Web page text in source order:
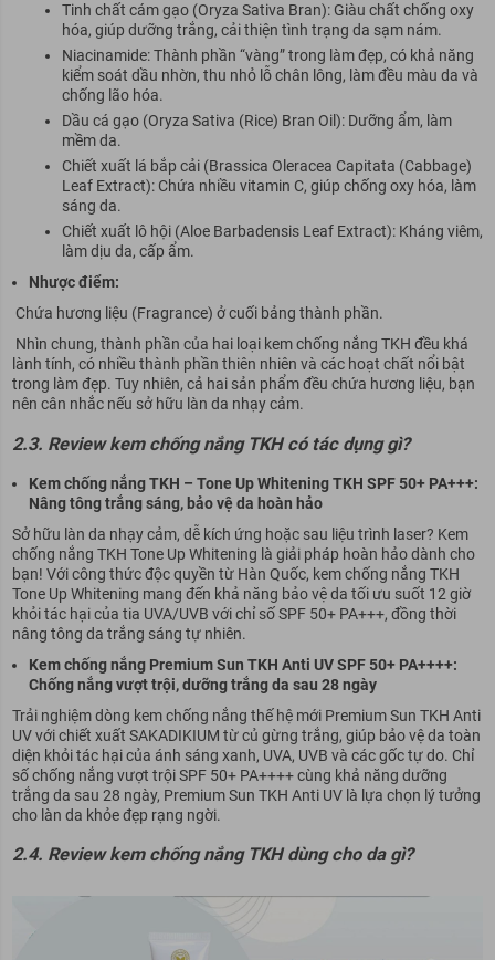
Tinh chất cám gạo (Oryza Sativa Bran): Giàu chất chống oxy
hóa, giúp dưỡng trắng, cải thiện tình trạng da sạm nám.
Niacinamide: Thành phần “vàng” trong làm đẹp, có khả năng
kiểm soát dầu nhờn, thu nhỏ lỗ chân lông, làm đều màu da và
chống lão hóa.
Dầu cá gạo (Oryza Sativa (Rice) Bran Oil): Dưỡng ẩm, làm
mềm da.
Chiết xuất lá bắp cải (Brassica Oleracea Capitata (Cabbage)
Leaf Extract): Chứa nhiều vitamin C, giúp chống oxy hóa, làm
sáng da.
Chiết xuất lô hội (Aloe Barbadensis Leaf Extract): Kháng viêm,
làm dịu da, cấp ẩm.
Nhược điểm:
Chứa hương liệu (Fragrance) ở cuối bảng thành phần.
Nhìn chung, thành phần của hai loại kem chống nắng TKH đều khá
lành tính, có nhiều thành phần thiên nhiên và các hoạt chất nổi bật
trong làm đẹp. Tuy nhiên, cả hai sản phẩm đều chứa hương liệu, bạn
nên cân nhắc nếu sở hữu làn da nhạy cảm.
2.3. Review kem chống nắng TKH có tác dụng gì?
Kem chống nắng TKH – Tone Up Whitening TKH SPF 50+ PA+++:
Nâng tông trắng sáng, bảo vệ da hoàn hảo
Sở hữu làn da nhạy cảm, dễ kích ứng hoặc sau liệu trình laser? Kem
chống nắng TKH Tone Up Whitening là giải pháp hoàn hảo dành cho
bạn! Với công thức độc quyền từ Hàn Quốc, kem chống nắng TKH
Tone Up Whitening mang đến khả năng bảo vệ da tối ưu suốt 12 giờ
khỏi tác hại của tia UVA/UVB với chỉ số SPF 50+ PA+++, đồng thời
nâng tông da trắng sáng tự nhiên.
Kem chống nắng Premium Sun TKH Anti UV SPF 50+ PA++++:
Chống nắng vượt trội, dưỡng trắng da sau 28 ngày
Trải nghiệm dòng kem chống nắng thế hệ mới Premium Sun TKH Anti
UV với chiết xuất SAKADIKIUM từ củ gừng trắng, giúp bảo vệ da toàn
diện khỏi tác hại của ánh sáng xanh, UVA, UVB và các gốc tự do. Chỉ
số chống nắng vượt trội SPF 50+ PA++++ cùng khả năng dưỡng
trắng da sau 28 ngày, Premium Sun TKH Anti UV là lựa chọn lý tưởng
cho làn da khỏe đẹp rạng ngời.
2.4. Review kem chống nắng TKH dùng cho da gì?